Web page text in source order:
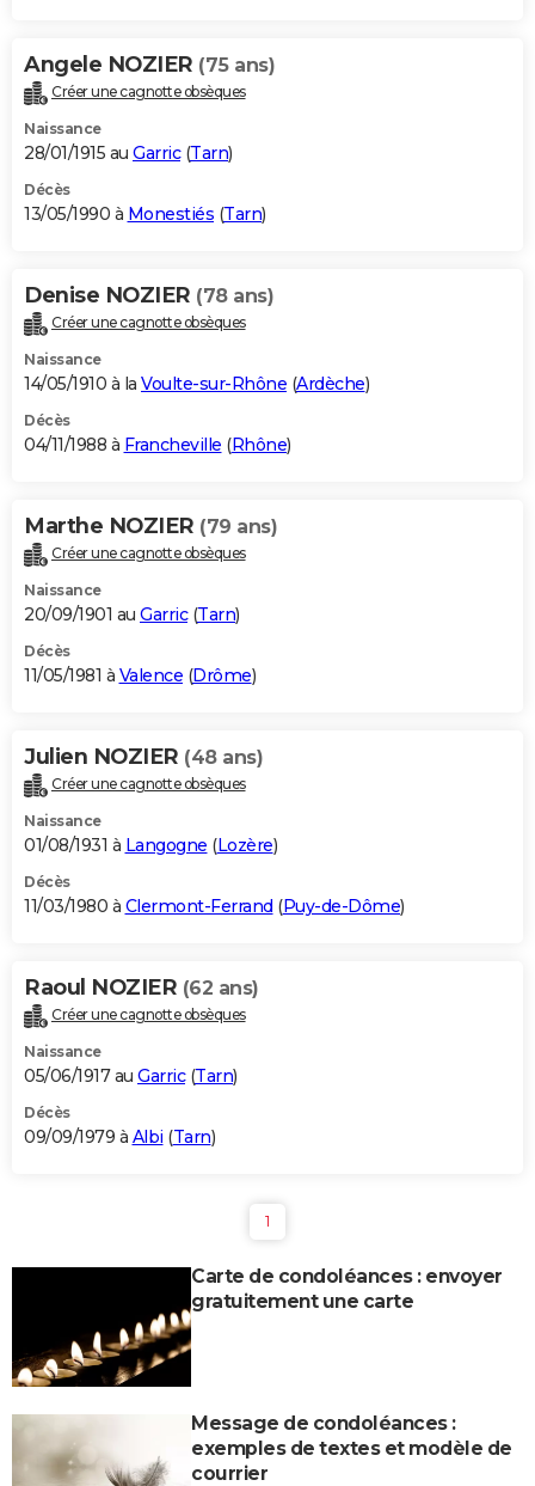
Angele NOZIER (75 ans)
Créer une cagnotte obsèques
Naissance
28/01/1915 au Garric(Tarn)
Décès
13/05/1990 à Monestiés (Tarn)
Denise NOZIER (78 ans)
Créer une cagnotte obsèques
Naissance
14/05/1910 à la Voulte-sur-Rhône (Ardèche)
Décès
04/11/1988 à Francheville (Rhône)
Marthe NOZIER (79 ans)
Créer une cagnotte obsèques
Naissance
20/09/1901 au Garric(Tarn)
Décès
11/05/1981 à Valence (Drôme)
Julien NOZIER (48 ans)
Créer une cagnotte obsèques
Naissance
01/08/1931 à Langogne (Lozère)
Décès
11/03/1980 à Clermont-Ferrand (Puy-de-Dôme)
Raoul NOZIER (62 ans)
Créer une cagnotte obsèques
Naissance
05/06/1917 au Garric(Tarn)
Décès
09/09/1979 à Albi (Tarn)
1
Carte de condoléances : envoyer
gratuitement une carte
Message de condoléances :
exemples de textes et modèle de
courrier